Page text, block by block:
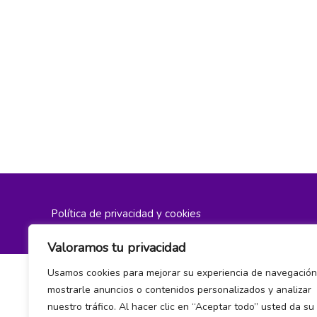
Valoramos tu privacidad
Usamos cookies para mejorar su experiencia de
mostrarle anuncios o contenidos personalizados y analizar
nuestro tráfico. Al hacer clic en “Aceptar todo” usted da su
Política de privacidad y cookies